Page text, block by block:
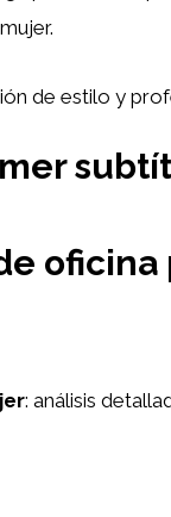
de estilo y
: análisis